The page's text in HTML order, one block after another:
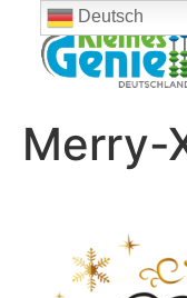
Merry-
Deutsch